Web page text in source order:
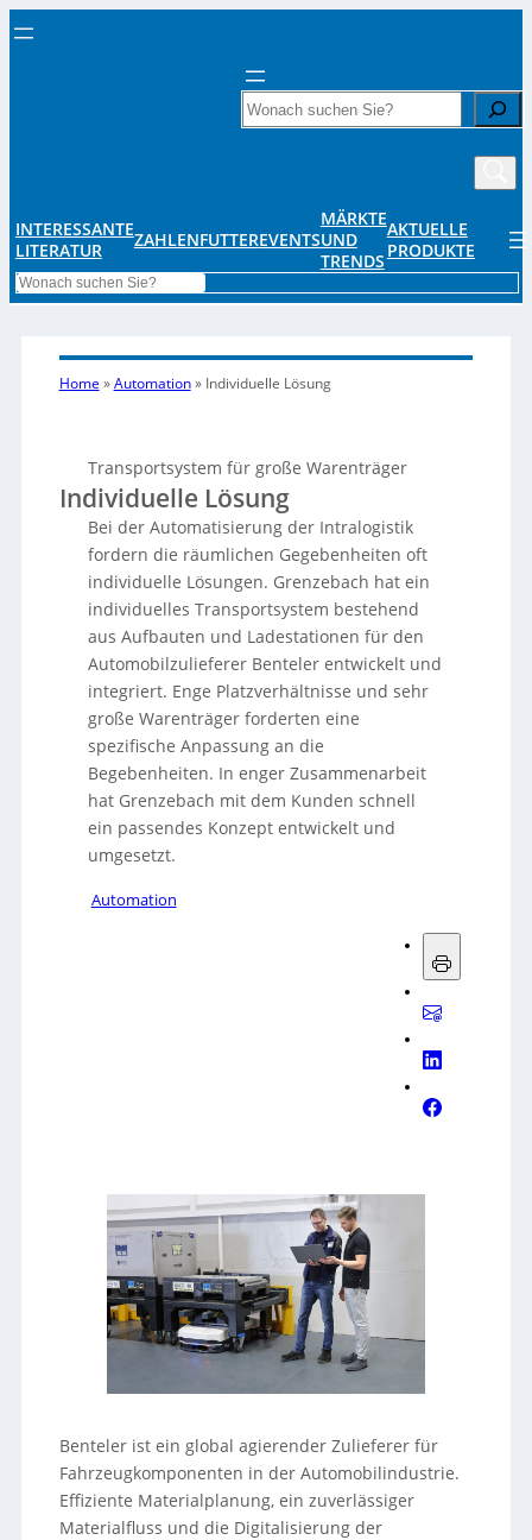
Search
INTERESSANTE
LITERATUR
ZAHLENFUTTEREVENTS
MÄRKTE
UND
TRENDS
AKTUELLE
PRODUKTE
Search
Home »Automation» Individuelle Lösung
Transportsystem für große Warenträger
Individuelle Lösung
Bei der Automatisierung der Intralogistik
fordern die räumlichen Gegebenheiten oft
individuelle Lösungen. Grenzebach hat ein
individuelles Transportsystem bestehend
aus Aufbauten und Ladestationen für den
Automobilzulieferer Benteler entwickelt und
integriert. Enge Platzverhältnisse und sehr
große Warenträger forderten eine
spezifische Anpassung an die
Begebenheiten. In enger Zusammenarbeit
hat Grenzebach mit dem Kunden schnell
ein passendes Konzept entwickelt und
umgesetzt.
Automation
Benteler ist ein global agierender Zulieferer für
Fahrzeugkomponenten in der Automobilindustrie.
Effiziente Materialplanung, ein zuverlässiger
Materialfluss und die Digitalisierung der